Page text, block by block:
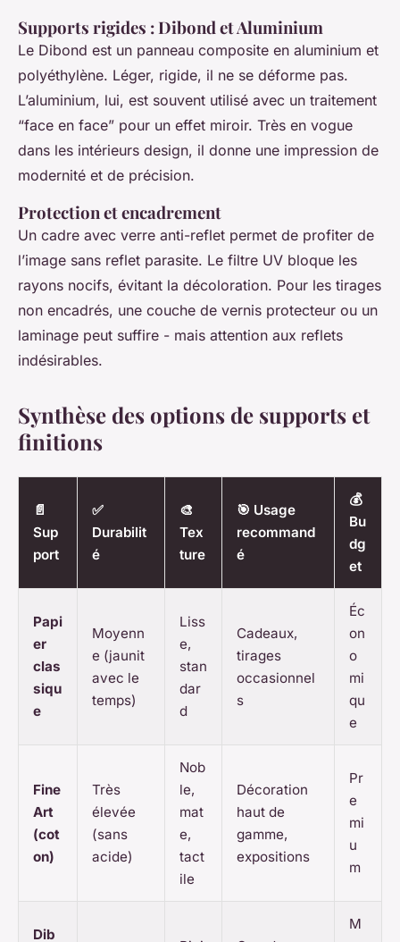
Supports rigides : Dibond et Aluminium
Le Dibond est un panneau composite en aluminium et
polyéthylène. Léger, rigide, il ne se déforme pas.
L’aluminium, lui, est souvent utilisé avec un traitement
“face en face” pour un effet miroir. Très en vogue
dans les intérieurs design, il donne une impression de
modernité et de précision.
Protection et encadrement
Un cadre avec verre anti-reflet permet de profiter de
l’image sans reflet parasite. Le filtre UV bloque les
rayons nocifs, évitant la décoloration. Pour les tirages
non encadrés, une couche de vernis protecteur ou un
laminage peut suffire - mais attention aux reflets
indésirables.
Synthèse des options de supports et
finitions
📄
Sup
port
✅
Durabilit
é
🎨
Tex
ture
🎯 Usage
recommand
é
💰
Bu
dg
et
Papi
er
clas
siqu
e
Moyenn
e (jaunit
avec le
temps)
Liss
e,
stan
dar
d
Cadeaux,
tirages
occasionnel
s
Éc
on
o
mi
qu
e
Fine
Art
(cot
on)
Très
élevée
(sans
acide)
Nob
le,
mat
e,
tact
ile
Décoration
haut de
gamme,
expositions
Pr
e
mi
u
m
Dib
M